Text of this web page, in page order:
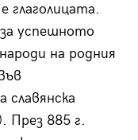
глаголицата.
за успешното
на родния
славянска
През 885 г.